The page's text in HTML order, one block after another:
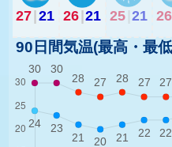
27|21 26|21 25 21 26
90日間気温(最高・最